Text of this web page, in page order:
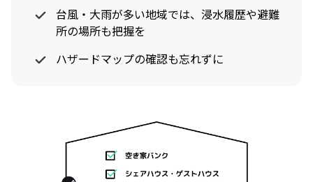
台風・大雨が多い地域では、浸水履歴や避難
所の場所も把握を
ハザードマップの確認も忘れずに